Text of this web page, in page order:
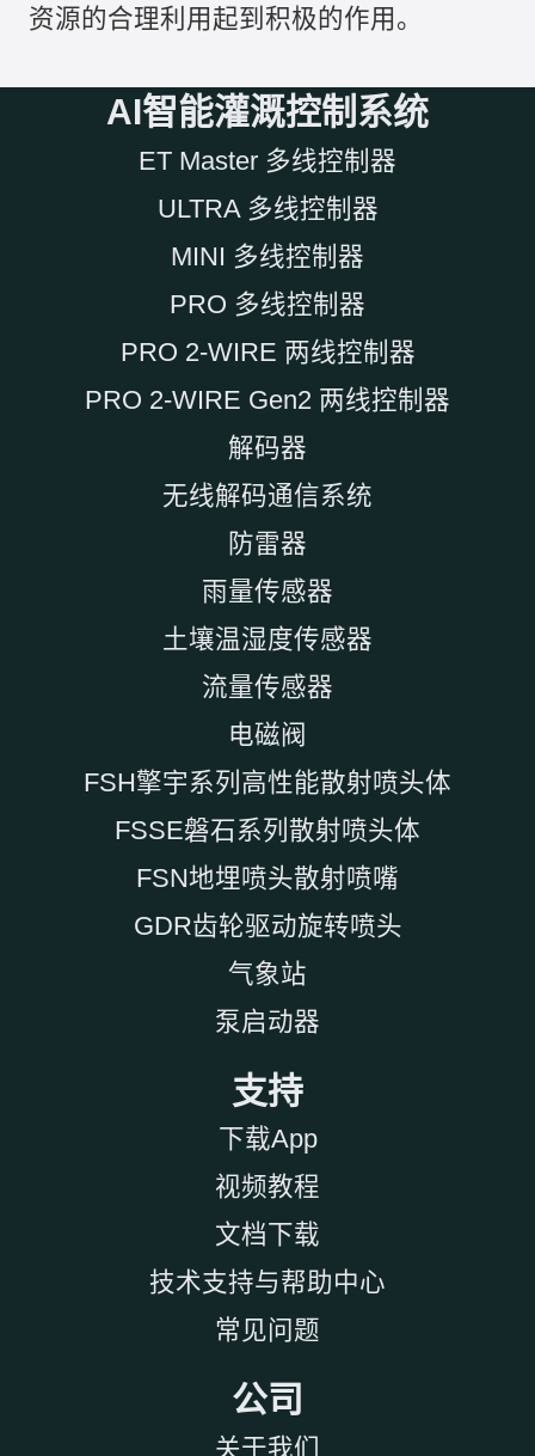
资源的合理利用起到积极的作用。
AI智能灌溉控制系统
ET Master 多线控制器
ULTRA 多线控制器
MINI 多线控制器
PRO 多线控制器
PRO 2-WIRE 两线控制器
PRO 2-WIRE Gen2 两线控制器
解码器
无线解码通信系统
防雷器
雨量传感器
土壤温湿度传感器
流量传感器
电磁阀
FSH擎宇系列高性能散射喷头体
FSSE磐石系列散射喷头体
FSN地埋喷头散射喷嘴
GDR齿轮驱动旋转喷头
气象站
泵启动器
支持
下载App
视频教程
文档下载
技术支持与帮助中心
常见问题
公司
关于我们